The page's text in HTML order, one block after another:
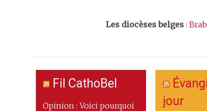
Les diocèses belges :
Fil CathoBel
Opinion : Voici pourquoi
jour